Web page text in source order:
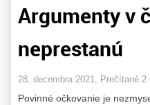
Argumenty v
neprestanú
28. decembra 2021, Prečítané 2
Povinné očkovanie je